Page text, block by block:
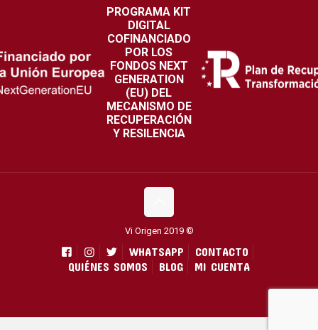
PROGRAMA KIT
DIGITAL
COFINANCIADO
POR LOS
FONDOS NEXT
GENERATION
(EU) DEL
MECANISMO DE
RECUPERACIÓN
Y RESILENCIA
Vi Origen 2019 ©
WHATSAPP
CONTACTO
QUIÉNES SOMOS
BLOG MI CUENTA